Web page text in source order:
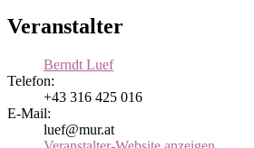
Veranstalter
Berndt Luef
Telefon:
+43 316 425 016
E-Mail:
luef@mur.at